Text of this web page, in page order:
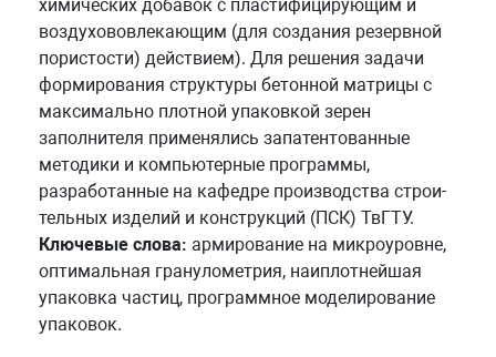
химических добавок с пластифицирующим и
воздухововлекающим (для создания резервной
пористости) действием). Для решения задачи
формирования структуры бетонной матрицы с
максимально плотной упаковкой зерен
заполнителя применялись запатентованные
методики и компьютерные программы,
разработанные на кафедре производства строи-
тельных изделий и конструкций (ПСК) ТвГТУ.
Ключевые слова: армирование на микроуровне,
оптимальная гранулометрия, наиплотнейшая
упаковка частиц, программное моделирование
упаковок.